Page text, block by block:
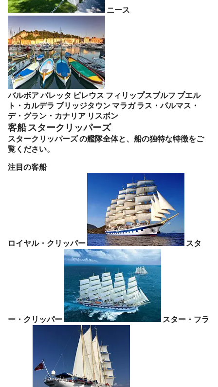
ニース
バルボアバレッタ ピレウス フィリップスブルフ プエル
ト・カルデラ ブリッジタウン マラガ ラス・パルマス・
デ・グラン・カナリア リスボン
客船 スタークリッパーズ
スタークリッパーズ の艦隊全体と、船の独特な特徴をご
覧ください。
注目の客船
ロイヤル・クリッパー スタ
ー・クリッパー スター・フラ